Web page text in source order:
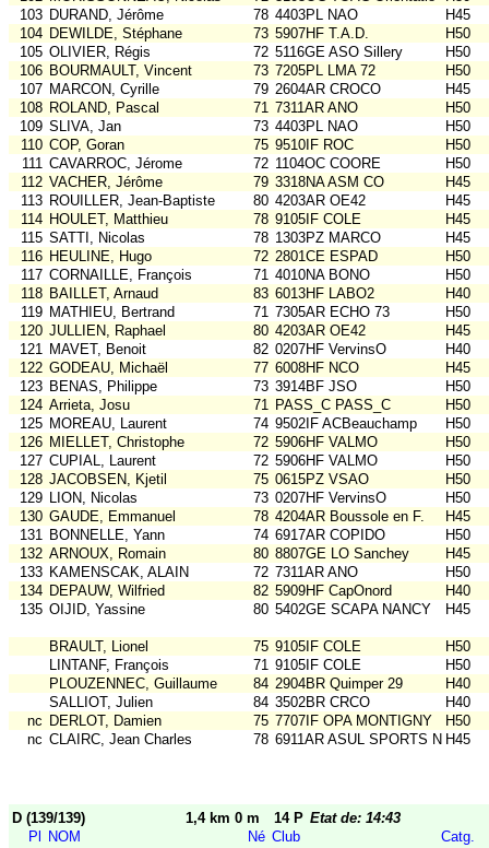
103 DURAND, Jérôme 78 4403PL NAO
H45
104 DEWILDE, Stéphane 73 5907HF T.A.D.
H50
105 OLIVIER, Régis 72 5116GE ASO Sillery
H50
106 BOURMAULT, Vincent 73 7205PL LMA 72
H50
107 MARCON, Cyrille 79 2604AR CROCO
H45
108 ROLAND, Pascal 71 7311AR ANO
H50
109 SLIVA, Jan 73 4403PL NAO
H50
110 COP, Goran 75 9510IF ROC
H50
111 CAVARROC, Jérome 72 1104OC COORE
H50
112 VACHER, Jérôme 79 3318NA ASM CO
H45
113 ROUILLER, Jean-Baptiste 80 4203AR OE42
H45
114 HOULET, Matthieu 78 9105IF COLE
H45
115 SATTI, Nicolas 78 1303PZ MARCO
H45
116 HEULINE, Hugo 72 2801CE ESPAD
H50
117 CORNAILLE, François 71 4010NA BONO
H50
118 BAILLET, Arnaud 83 6013HF LABO2
H40
119 MATHIEU, Bertrand 71 7305AR ECHO 73
H50
120 JULLIEN, Raphael 80 4203AR OE42
H45
121 MAVET, Benoit 82 0207HF VervinsO
H40
122 GODEAU, Michaël 77 6008HF NCO
H45
123 BENAS, Philippe 73 3914BF JSO
H50
124 Arrieta, Josu 71 PASS_C PASS_C
H50
125 MOREAU, Laurent 74 9502IF ACBeauchamp
H50
126 MIELLET, Christophe 72 5906HF VALMO
H50
127 CUPIAL, Laurent 72 5906HF VALMO
H50
128 JACOBSEN, Kjetil 75 0615PZ VSAO
H50
129 LION, Nicolas 73 0207HF VervinsO
H50
130 GAUDE, Emmanuel 78 4204AR Boussole en F.
H45
131 BONNELLE, Yann 74 6917AR COPIDO
H50
132 ARNOUX, Romain 80 8807GE LO Sanchey
H45
133 KAMENSCAK, ALAIN 72 7311AR ANO
H50
134 DEPAUW, Wilfried 82 5909HF CapOnord
H40
135 OIJID, Yassine 80 5402GE SCAPA NANCY H45
BRAULT, Lionel 75 9105IF COLE
H50
LINTANF, François
71 9105IF COLE
H50
PLOUZENNEC, Guillaume
84 2904BR Quimper 29
H40
SALLIOT, Julien
84 3502BR CRCO
H40
nc DERLOT, Damien 75 7707IF OPA MONTIGNY
H50
nc CLAIRC, Jean Charles 78 6911AR ASUL SPORTS NATH45
D (139/139) 1,4 km 0 m 14 P Etat de: 14:43
Pl
NOM Né Club
Catg.